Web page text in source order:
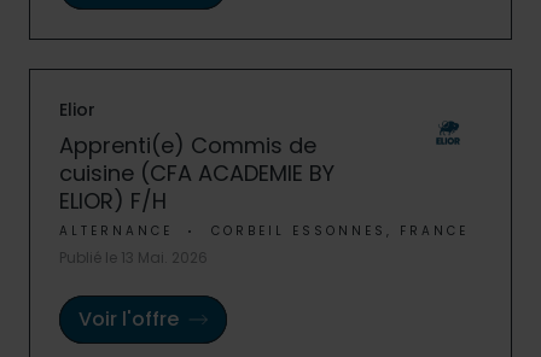
Elior
Apprenti(e) Commis de
cuisine (CFA ACADEMIE BY
ELIOR) F/H
ALTERNANCE CORBEIL ESSONNES, FRANCE
Publié le 13 Mai. 2026
Voir l'offre